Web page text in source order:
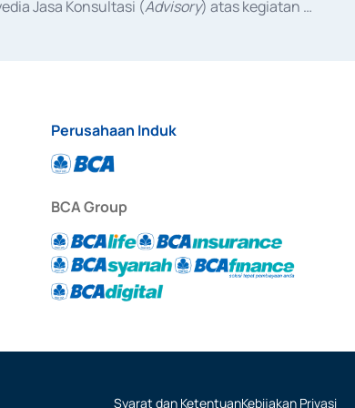
Jasa Konsultasi (Advisory) atas kegiatan
Perusahaan Induk
BCA Group
Syarat dan KetentuanKebijakan Privasi